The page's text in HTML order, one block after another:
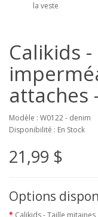
la veste
Calikids
attaches
Modèle : W0122 - denim
Disponibilité : En Stock
21,99 $
Options
Calikids - Taille mitaines